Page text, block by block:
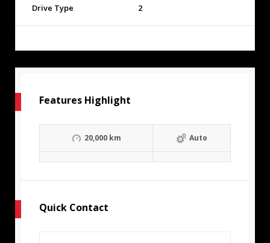
Drive Type 2
Features Highlight
20,000 km Auto
Quick Contact